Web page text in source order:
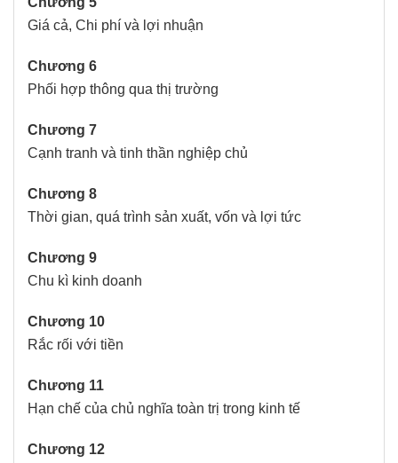
Giá cả, Chi phí và lợi nhuận
Chương 6
Phối hợp thông qua thị trường
Chương 7
Cạnh tranh và tinh thần nghiệp chủ
Chương 8
Thời gian, quá trình sản xuất, vốn và lợi tức
Chương 9
Chu kì kinh doanh
Chương 10
Rắc rối với tiền
Chương 11
Hạn chế của chủ nghĩa toàn trị trong kinh tế
Chương 12